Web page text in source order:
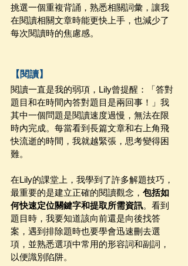
挑選一個重複背誦，熟悉相關詞彙，讓我
在閱讀相關文章時能更快上手，也減少了
每次閱讀時的焦慮感。
【閱讀】
閱讀一直是我的弱項，Lily曾提醒：「答對
題目和在時間內答對題目是兩回事！」我
其中一個問題是閱讀速度過慢，無法在限
時內完成。每當看到長篇文章和右上角飛
快流逝的時間，我就越緊張，思考變得困
難。
在Lily的課堂上，我學到了許多解題技巧，
最重要的是建立正確的閱讀觀念， 包括如
何快速定位關鍵字和提取所需資訊。看到
題目時，我要知道該向前還是向後找答
案，遇到排除題時也要學會迅速刪去選
項，並熟悉選項中常用的形容詞和副詞，
以便識別陷阱。